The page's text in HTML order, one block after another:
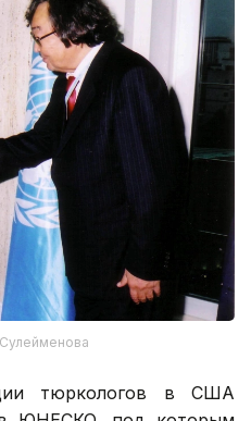
тюркологов в США